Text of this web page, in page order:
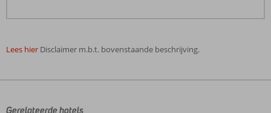
Lees hier Disclaimer m.b.t. bovenstaande beschrijving.
door
Gerelateerde hotels